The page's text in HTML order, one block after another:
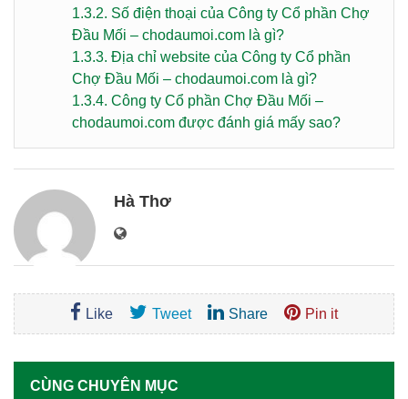
1.3.2. Số điện thoại của Công ty Cổ phần Chợ
Đầu Mối – chodaumoi.com là gì?
1.3.3. Địa chỉ website của Công ty Cổ phần
Chợ Đầu Mối – chodaumoi.com là gì?
1.3.4. Công ty Cổ phần Chợ Đầu Mối –
chodaumoi.com được đánh giá mấy sao?
Hà Thơ
Like Tweet Share Pin it
CÙNG CHUYÊN MỤC